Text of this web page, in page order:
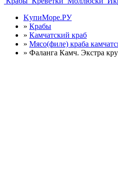
KупиМоре.РУ
» Крабы
» Камчатский краб
» Мясо(филе) краба
» Фаланга Камч. Экстра